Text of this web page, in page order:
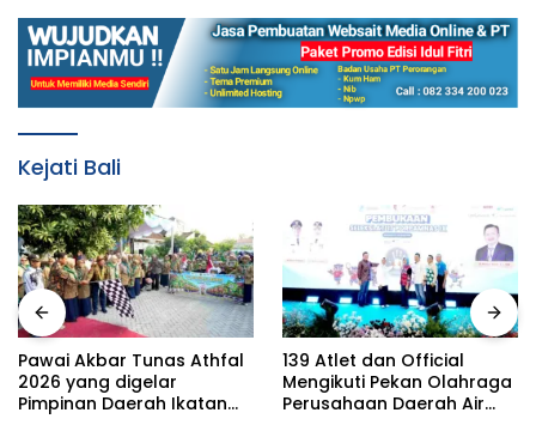
Kejati Bali
Pawai Akbar Tunas Athfal
2026 yang digelar
Pimpinan Daerah Ikatan
139 Atlet dan Official
Mengikuti Pekan Olahraga
Perusahaan Daerah Air